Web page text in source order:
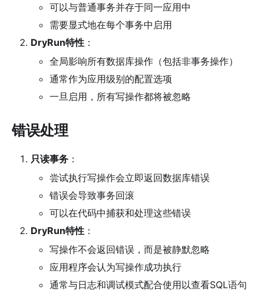
可以与普通事务并存于同一应用中
需要显式地在每个事务中启用
DryRun特性 ：
全局影响所有数据库操作（包括非事务操作）
通常作为应用级别的配置选项
一旦启用，所有写操作都将被忽略
错误处理
只读事务 ：
尝试执行写操作会立即返回数据库错误
错误会导致事务回滚
可以在代码中捕获和处理这些错误
DryRun特性 ：
写操作不会返回错误，而是被静默忽略
应用程序会认为写操作成功执行
通常与日志和调试模式配合使用以查看SQL语句